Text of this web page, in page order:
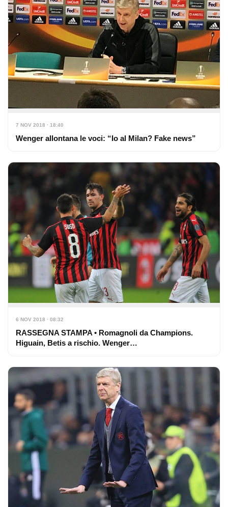
7 NOV 2018 · 18:40
Wenger allontana le voci: “Io al Milan? Fake news”
6 NOV 2018 · 08:32
RASSEGNA STAMPA • Romagnoli da Champions.
Higuain, Betis a rischio. Wenger…